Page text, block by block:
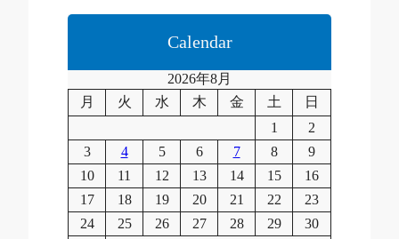
c
Calendar
2026年8月
月
火 水 木 金 土
日
1
2
3
4 5 6 7 8
9
10
11 12 13 14 15
16
17
18 19 20 21 22
23
24
25 26 27 28 29
30